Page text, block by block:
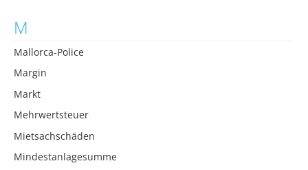
M
Mallorca-Police
Margin
Markt
Mehrwertsteuer
Mietsachschäden
Mindestanlagesumme